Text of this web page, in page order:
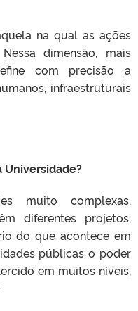
na qual as ações
dimensão, mais
com precisão a
infraestruturais
Universidade?
muito complexas,
diferentes projetos,
do que acontece em
públicas o poder
em muitos níveis,